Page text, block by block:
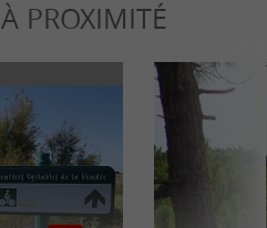
À PROXIMITÉ